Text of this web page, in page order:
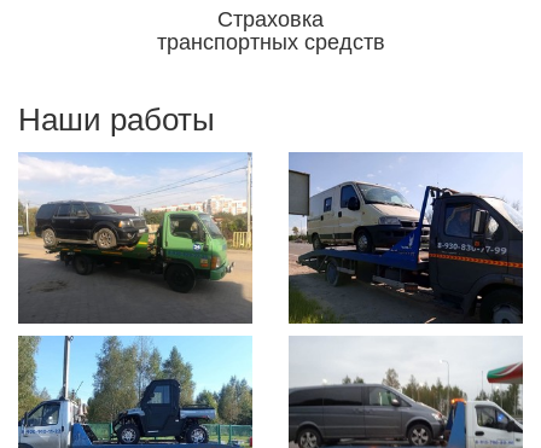
Страховка
транспортных средств
Наши работы